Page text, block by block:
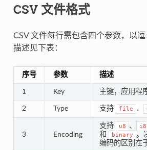
CSV 文件格式
CSV 文件每行需包含四个参数，以
描述见下表：
序号 参数 描述
1 Key 主键，应用程
2 Type 支持 file 、
3 Encoding
支持 u8 、 i8
和
binary 。
编码的区别在